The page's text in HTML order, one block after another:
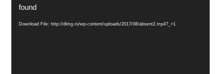
video
found
Download File: http://dlmg.ro/wp-content/uploads/2017/08/absent2.mp4?_=1